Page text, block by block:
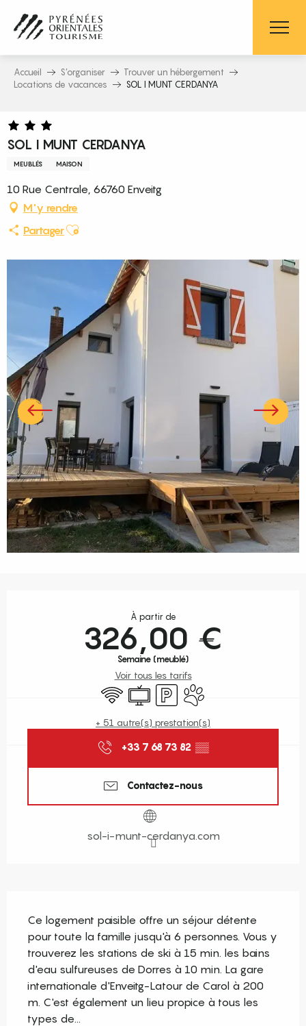
contenu
principal
Accueil S’organiser
Trouver un hébergement
Locations de vacances
SOL I MUNT CERDANYA
SOL I MUNT CERDANYA
MEUBLÉS MAISON
10 Rue Centrale, 66760 Enveitg
M'y rendre
PartagerAjouter aux favoris
À partir de
326,00 €
Semaine (meublé)
Voir tous les tarifs
WiFi Télévision
ParkingAnimaux acceptés
+ 51 autre(s) prestation(s)
+33 7 68 73 82 ▒▒
Contactez-nous
sol-i-munt-cerdanya.com
Ce logement paisible offre un séjour détente
pour toute la famille jusqu'à 6 personnes. Vous y
trouverez les stations de ski à 15 min. les bains
d'eau sulfureuses de Dorres à 10 min. La gare
internationale d'Enveitg-Latour de Carol à 200
m. C'est également un lieu propice à tous les
types de...